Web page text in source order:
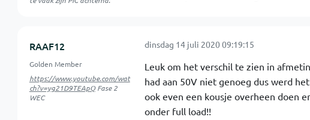
RAAF12
Golden Member
https://www.youtube.com/wat
ch?v=yg21D9TEApQFase 2
WEC
dinsdag 14 juli 2020 09:19:15
Leuk om het verschil te zien in
had aan 50V niet genoeg dus werd
ook even een kousje overheen doen
onder full load!!